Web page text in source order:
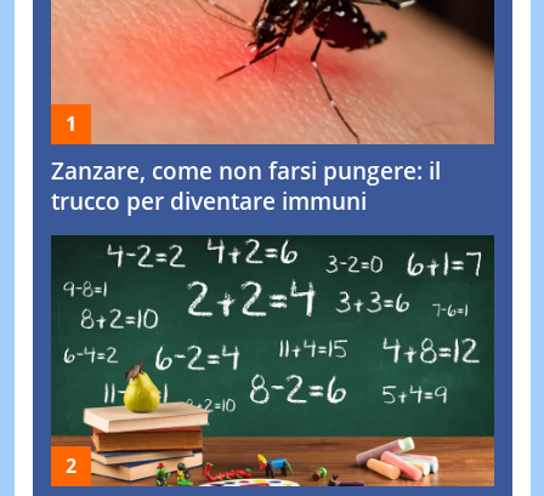
Zanzare, come non farsi pungere: il
trucco per diventare immuni